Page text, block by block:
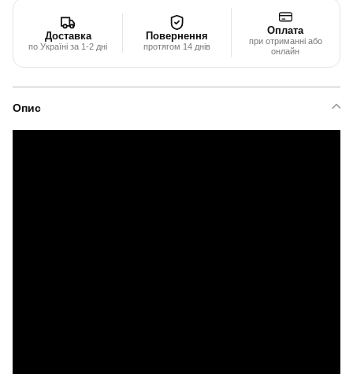
Доставка
по Україні за 1-2 дні
Повернення
протягом 14 днів
Оплата
при отриманні або
онлайн
Опис